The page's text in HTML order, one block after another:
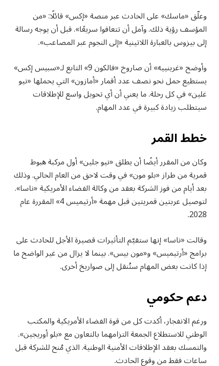
وعلّق «ماسك» على الحادث عبر منصة «إكس» قائلًا: «من
المؤسف رؤية ذلك. وآمل أن تتعافوا سريعًا». قبل أن يوجه رسالة
إلى بيزوس بالعبارة اللاتينية «إلى النجوم عبر المصاعب».
وأوضح «غرينييه» أن صاروخ «فالكون 9» التابع لـ«سبيس إكس»
يستطيع حمل نحو نصف عدد أقمار «أمازون» التي يحملها «نيو
غلين» في كل رحلة. ما يعني أن أي تحويل واسع للإطلاقات
سيتطلب زيادة كبيرة في عدد المهام.
خطط القمر
وكان من المقرر أيضًا أن يطلق «نيو جلين» أول مركبة هبوط
قمرية من طراز «بلو مون» في وقت لاحق من العام الحالي. وذلك
بعد أيام من فوز الشركة بعقد من وكالة الفضاء الأمريكية «ناسا».
لتوصيل عربتين قمريتين قبل مهمة «أرتيميس 4» المقررة عام
2028.
وقالت «ناسا» إنها ستقيّم التأثيرات قصيرة الأجل للحادث على
برامج «أرتيميس» و«مون بيس». بينما لا يزال من غير الواضح ما
إذا كانت بعض المهام ستُنقل إلى صواريخ أخرى.
دعم حكومي
ورغم الانفجار، أكدت كل من قوة الفضاء الأمريكية والمكتب
الوطني للاستطلاع الجمعة التزامهما بالتعاون مع «بلو أوريجين».
والتمسك بعقد الإطلاقات الأمنية الوطنية. الذي مُنح للشركة قبل
ساعات فقط من وقوع الحادث.